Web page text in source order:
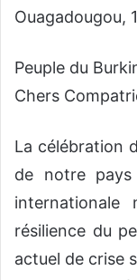
Ouagadougou,
Peuple du
Chers
La célébration
de notre
internationale
résilience du
actuel de crise